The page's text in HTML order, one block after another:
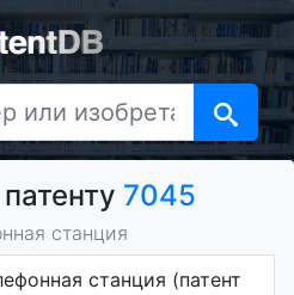
7045
станция